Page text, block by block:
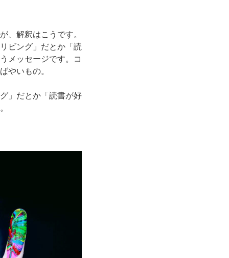
、解釈はこうです。
ビング」だとか「読
メッセージです。コ
やいもの。
」だとか「読書が好